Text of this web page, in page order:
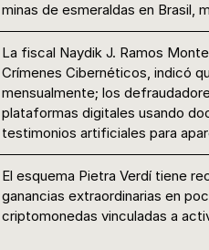
minas de esmeraldas en Brasil,
La fiscal Naydik J. Ramos
Crímenes Cibernéticos, indicó
mensualmente; los
plataformas digitales usando
testimonios artificiales para
El esquema Pietra Verdí tiene
ganancias extraordinarias en
criptomonedas vinculadas a